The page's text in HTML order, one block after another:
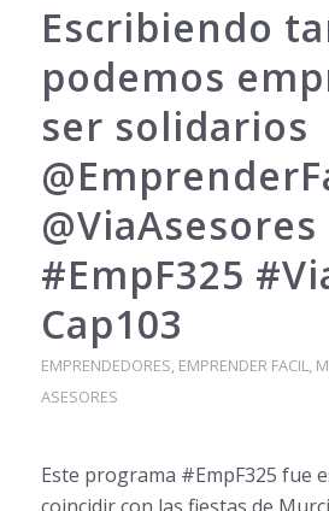
Escribiendo
podemos
ser solidarios
@ViaAsesores
#EmpF325
Cap103
EMPRENDEDORES, EMPRENDER FACIL,
ASESORES
Este programa #EmpF325 fue
coincidir con las fiestas de